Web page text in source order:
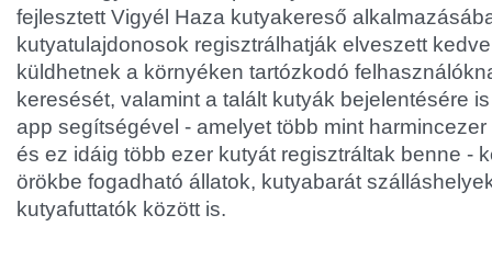
fejlesztett Vigyél Haza kutyakereső
kutyatulajdonosok regisztrálhatják elveszett
küldhetnek a környéken tartózkodó
keresését, valamint a talált kutyák bejelentésére
app segítségével - amelyet több mint
és ez idáig több ezer kutyát regisztráltak benne -
örökbe fogadható állatok, kutyabarát
kutyafuttatók között is.